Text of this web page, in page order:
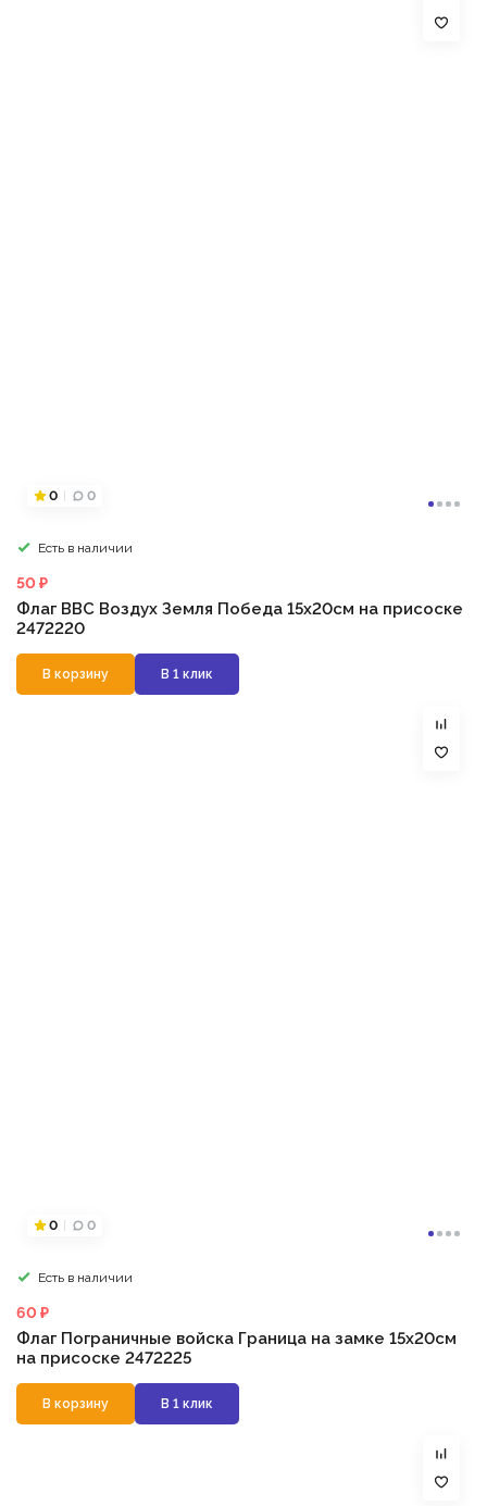
0 0
Есть в наличии
50 ₽
Флаг ВВС Воздух Земля Победа 15х20см на присоске
2472220
В корзину В 1 клик
0 0
Есть в наличии
60 ₽
Флаг Пограничные войска Граница на замке 15х20см
на присоске 2472225
В корзину В 1 клик